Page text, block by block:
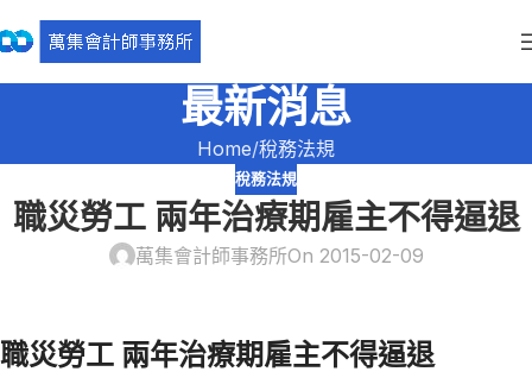
最新消息
Home 稅務法規
稅務法規
職災勞工 兩年治療期雇主不得逼退
萬集會計師事務所On 2015-02-09
職災勞工 兩年治療期雇主不得逼退